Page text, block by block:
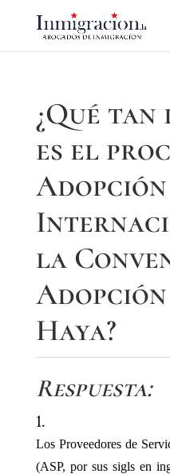
¿Qué
es el
Adopción
la
Haya?
Respuesta:
Los Proveedores de
(ASP, por sus sigls en